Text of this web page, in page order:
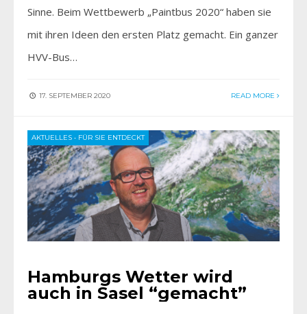
Sinne. Beim Wettbewerb „Paintbus 2020“ haben sie
mit ihren Ideen den ersten Platz gemacht. Ein ganzer
HVV-Bus…
17. SEPTEMBER 2020 READ MORE
AKTUELLES • FÜR SIE ENTDECKT
Hamburgs Wetter wird
auch in Sasel “gemacht”